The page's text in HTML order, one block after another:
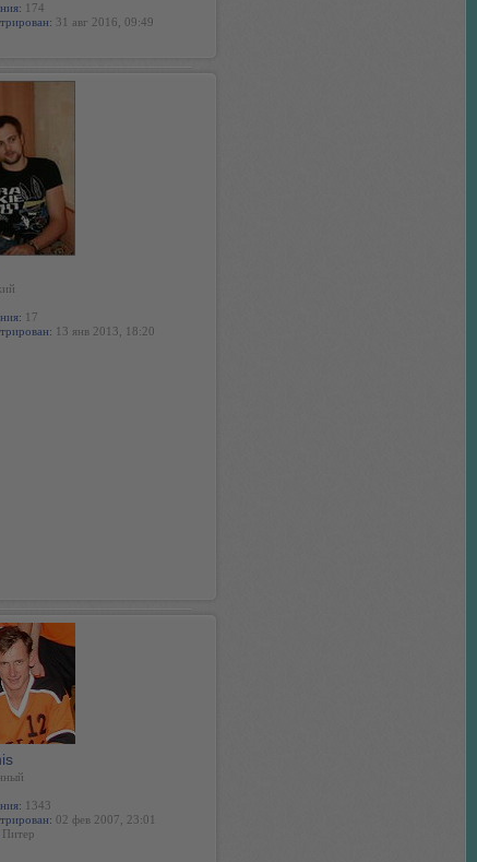
174
31 авг 2016, 09:49
17
13 янв 2013, 18:20
1343
02 фев 2007, 23:01
Питер